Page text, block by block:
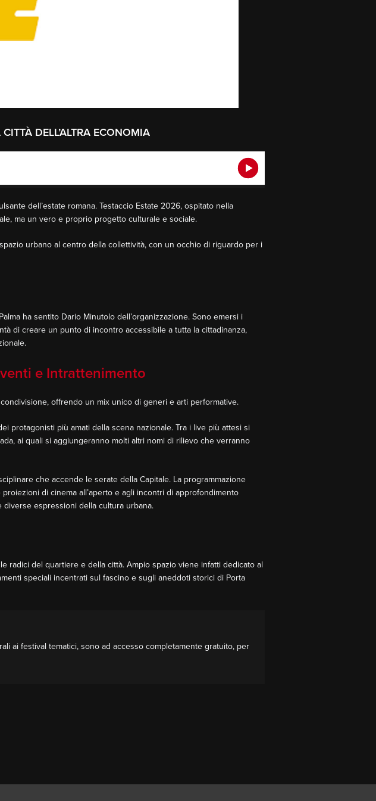
DELL’ALTRA ECONOMIA
dell’estate romana. Testaccio Estate 2026, ospitato nella
ma un vero e proprio progetto culturale e sociale.
urbano al centro della collettività, con un occhio di riguardo per i
ha sentito Dario Minutolo dell’organizzazione. Sono emersi i
di creare un punto di incontro accessibile a tutta la cittadinanza,
e Intrattenimento
offrendo un mix unico di generi e arti performative.
protagonisti più amati della scena nazionale. Tra i live più attesi si
ai quali si aggiungeranno molti altri nomi di rilievo che verranno
che accende le serate della Capitale. La programmazione
di cinema all’aperto e agli incontri di approfondimento
diverse espressioni della cultura urbana.
radici del quartiere e della città. Ampio spazio viene infatti dedicato al
speciali incentrati sul fascino e sugli aneddoti storici di Porta
ai festival tematici, sono ad accesso completamente gratuito, per